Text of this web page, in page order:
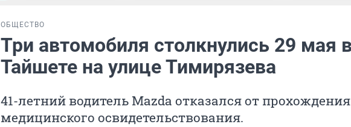
ОБЩЕСТВО
Три автомобиля столкнулись 29 мая
Тайшете на улице Тимирязева
41-летний водитель Mazda отказался от прохождения
медицинского освидетельствования.